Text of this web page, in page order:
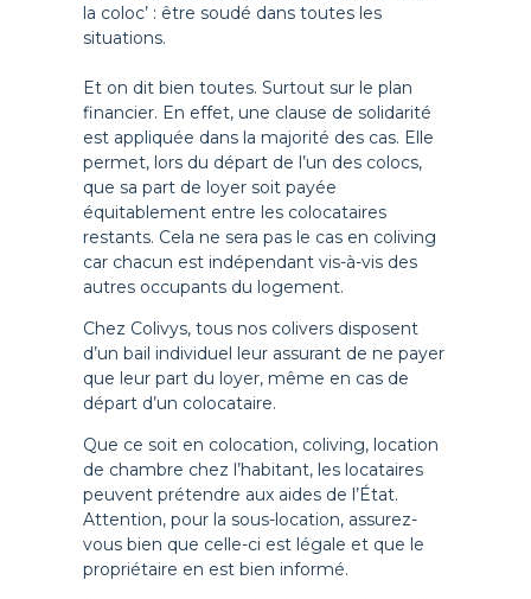
la coloc’ : être soudé dans toutes les
situations.
Et on dit bien toutes. Surtout sur le plan
financier. En effet, une clause de solidarité
est appliquée dans la majorité des cas. Elle
permet, lors du départ de l’un des colocs,
que sa part de loyer soit payée
équitablement entre les colocataires
restants. Cela ne sera pas le cas en coliving
car chacun est indépendant vis-à-vis des
autres occupants du logement.
Chez Colivys, tous nos colivers disposent
d’un bail individuel leur assurant de ne payer
que leur part du loyer, même en cas de
départ d’un colocataire.
Que ce soit en colocation, coliving, location
de chambre chez l’habitant, les locataires
peuvent prétendre aux aides de l’État.
Attention, pour la sous-location, assurez-
vous bien que celle-ci est légale et que le
propriétaire en est bien informé.